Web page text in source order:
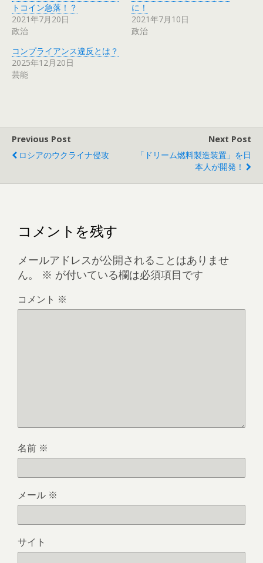
トコイン急落！？
2021年7月20日
政治
に！
2021年7月10日
政治
コンプライアンス違反とは？
2025年12月20日
芸能
Previous Post
ロシアのウクライナ侵攻
Next Post
「ドリーム燃料製造装置」を日
本人が開発！
コメントを残す
メールアドレスが公開されることはありませ
ん。
※ が付いている欄は必須項目です
コメント ※
名前 ※
メール ※
サイト